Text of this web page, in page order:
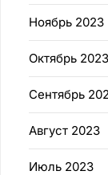
Ноябрь 2023
Октябрь 2023
Сентябрь
Август 2023
Июль 2023